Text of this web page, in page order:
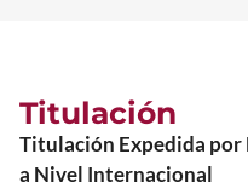
Titulación
Titulación Expedida por
a Nivel Internacional